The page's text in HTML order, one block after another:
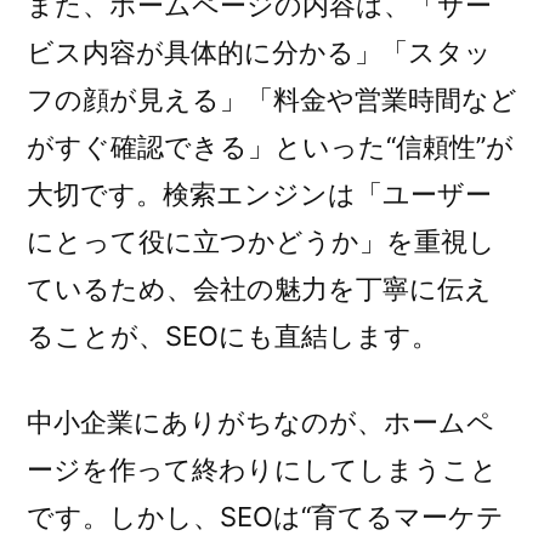
ビス内容が具体的に分かる」「スタッ
フの顔が見える」「料金や営業時間など
がすぐ確認できる」といった“信頼性”が
大切です。検索エンジンは「ユーザー
にとって役に立つかどうか」を重視し
ているため、会社の魅力を丁寧に伝え
ることが、SEOにも直結します。
中小企業にありがちなのが、ホームペ
ージを作って終わりにしてしまうこと
です。しかし、SEOは“育てるマーケテ